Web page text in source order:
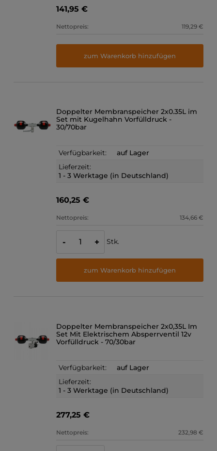
141,95 €
Nettopreis: 119,29 €
zum Warenkorb hinzufügen
Doppelter Membranspeicher 2x0.35L im
Set mit Kugelhahn Vorfülldruck -
30/70bar
Verfügbarkeit:
auf Lager
Lieferzeit:
1 - 3 Werktage (in Deutschland)
160,25 €
Nettopreis: 134,66 €
- + Stk.
zum Warenkorb hinzufügen
Doppelter Membranspeicher 2x0,35L Im
Set Mit Elektrischem Absperrventil 12v
Vorfülldruck - 70/30bar
Verfügbarkeit:
auf Lager
Lieferzeit:
1 - 3 Werktage (in Deutschland)
277,25 €
Nettopreis: 232,98 €